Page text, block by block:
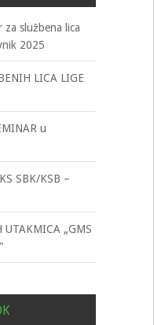
za službena lica
2025
LICA LIGE
u
SBK/KSB –
UTAKMICA „GMS